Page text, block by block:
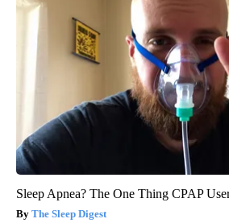
Sleep Apnea? The One Thing CPAP
The Sleep Digest